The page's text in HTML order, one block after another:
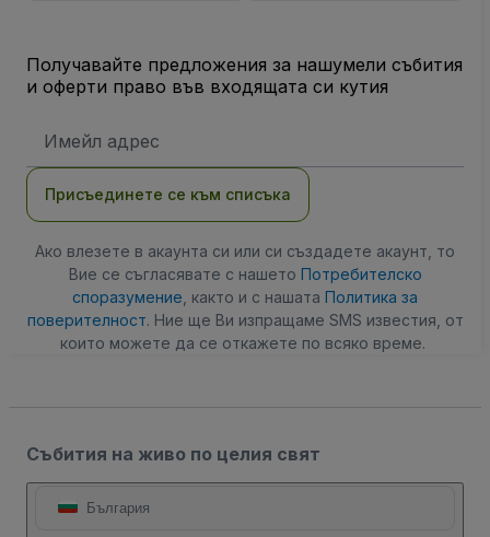
Получавайте предложения за нашумели събития
и оферти право във входящата си кутия
адрес
Присъединете се към списъка
Ако влезете в акаунта си или си създадете акаунт, то
Вие се съгласявате с нашето Потребителско
споразумение , както и с нашата Политика за
поверителност. Ние ще Ви изпращаме SMS известия, от
които можете да се откажете по всяко време.
Събития на живо по целия свят
България